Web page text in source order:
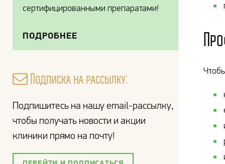
сертифицированными препаратами!
ПОДРОБНЕЕ
Подписка на рассылку:
Подпишитесь на нашу email-рассылку,
чтобы получать новости и акции
клиники прямо на почту!